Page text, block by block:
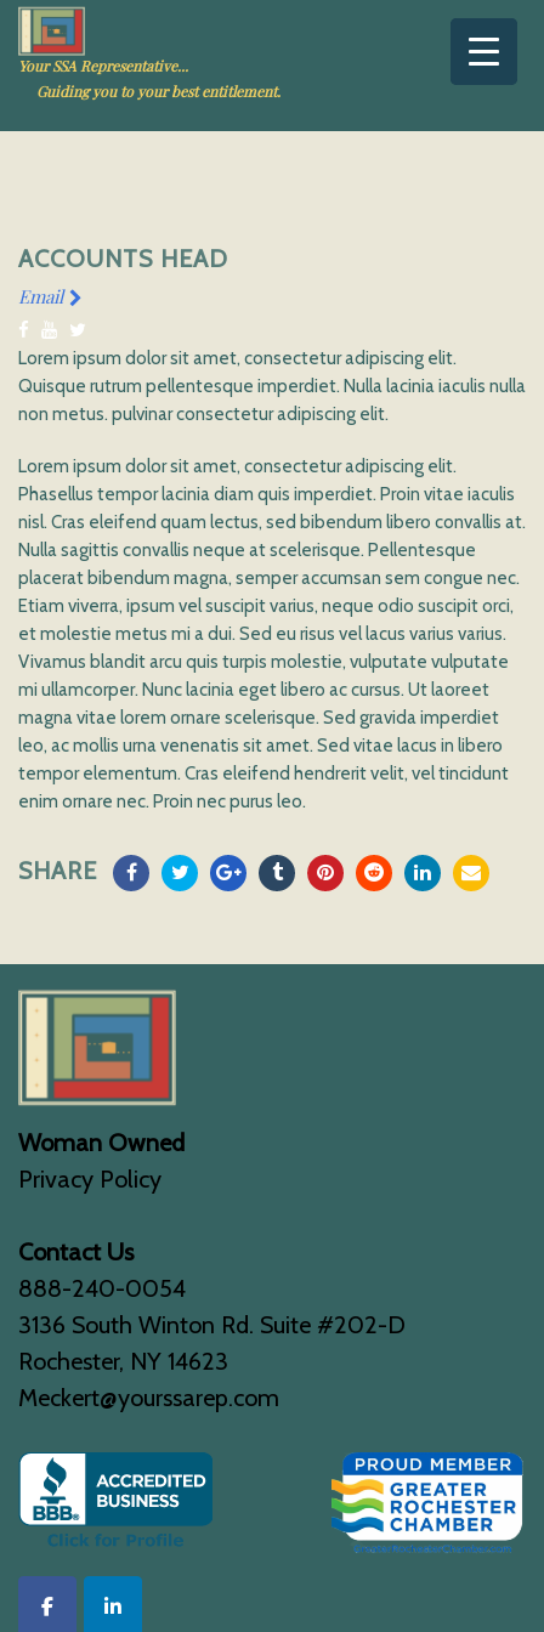
Your SSA Representative...
Guiding you to your best entitlement.
ACCOUNTS HEAD
Email
Lorem ipsum dolor sit amet, consectetur adipiscing elit.
Quisque rutrum pellentesque imperdiet. Nulla lacinia iaculis nulla
non metus. pulvinar consectetur adipiscing elit.
Lorem ipsum dolor sit amet, consectetur adipiscing elit.
Phasellus tempor lacinia diam quis imperdiet. Proin vitae iaculis
nisl. Cras eleifend quam lectus, sed bibendum libero convallis at.
Nulla sagittis convallis neque at scelerisque. Pellentesque
placerat bibendum magna, semper accumsan sem congue nec.
Etiam viverra, ipsum vel suscipit varius, neque odio suscipit orci,
et molestie metus mi a dui. Sed eu risus vel lacus varius varius.
Vivamus blandit arcu quis turpis molestie, vulputate vulputate
mi ullamcorper. Nunc lacinia eget libero ac cursus. Ut laoreet
magna vitae lorem ornare scelerisque. Sed gravida imperdiet
leo, ac mollis urna venenatis sit amet. Sed vitae lacus in libero
tempor elementum. Cras eleifend hendrerit velit, vel tincidunt
enim ornare nec. Proin nec purus leo.
SHARE
Woman Owned
Privacy Policy
Contact Us
888-240-0054
3136 South Winton Rd. Suite #202-D
Rochester, NY 14623
Meckert@yourssarep.com